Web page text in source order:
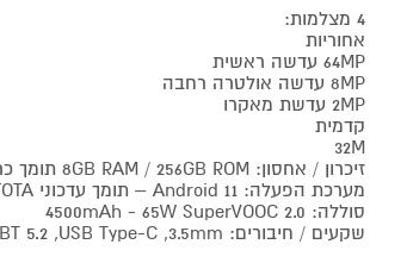
4 מצלמות:
אחוריות
64MP עדשה ראשית
8MP עדשה אולטרה רחבה
2MP עדשת מאקרו
קדמית
32M
זיכרון / אחסון: 8GB RAM / 256GB ROM תומך כרטיס זיכרון עד 1TB
מערכת הפעלה: Android 11 – תומך עדכוני FOTA
סוללה: 4500mAh - 65W SuperVOOC 2.0
שקעים / חיבורים: BT 5.2 ,USB Type-C ,3.5mm וDUAL SIM